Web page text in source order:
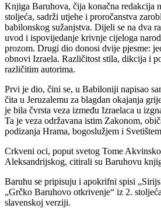
Knjiga Baruhova, čija konačna redakcija
stoljeća, sadrži utjehe i proročanstva
babilonskog sužanjstva. Dijeli se na dva
uvod i ispovijedanje krivnje cijeloga
prozom. Drugi dio donosi dvije pjesme:
obnovi Izraela. Različitost stila, dikcija i
različitim autorima.
Prvi je dio, čini se, u Babiloniji napisao
čita u Jeruzalemu za blagdan okajanja
je bila čvrsta veza između Izraelaca u
Ta je veza održavana istim Zakonom,
podizanja Hrama, bogoslužjem i
Crkveni oci, poput svetog Tome
Aleksandrijskog, citirali su Baruhovu
Baruhu se pripisuju i apokrifni spisi
„Grčko Baruhovo otkrivenje“ iz 2.
slavenskoj verziji.